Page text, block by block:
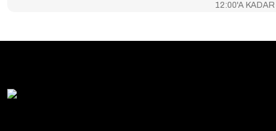
12:00'A